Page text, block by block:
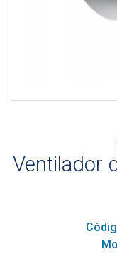
Ventilador